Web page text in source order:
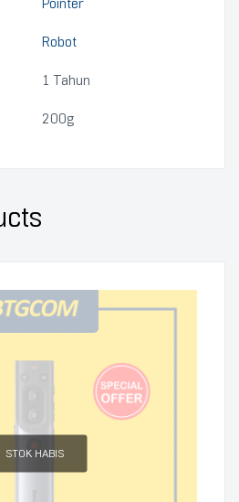
Pointer
Robot
1 Tahun
200g
STOK HABIS